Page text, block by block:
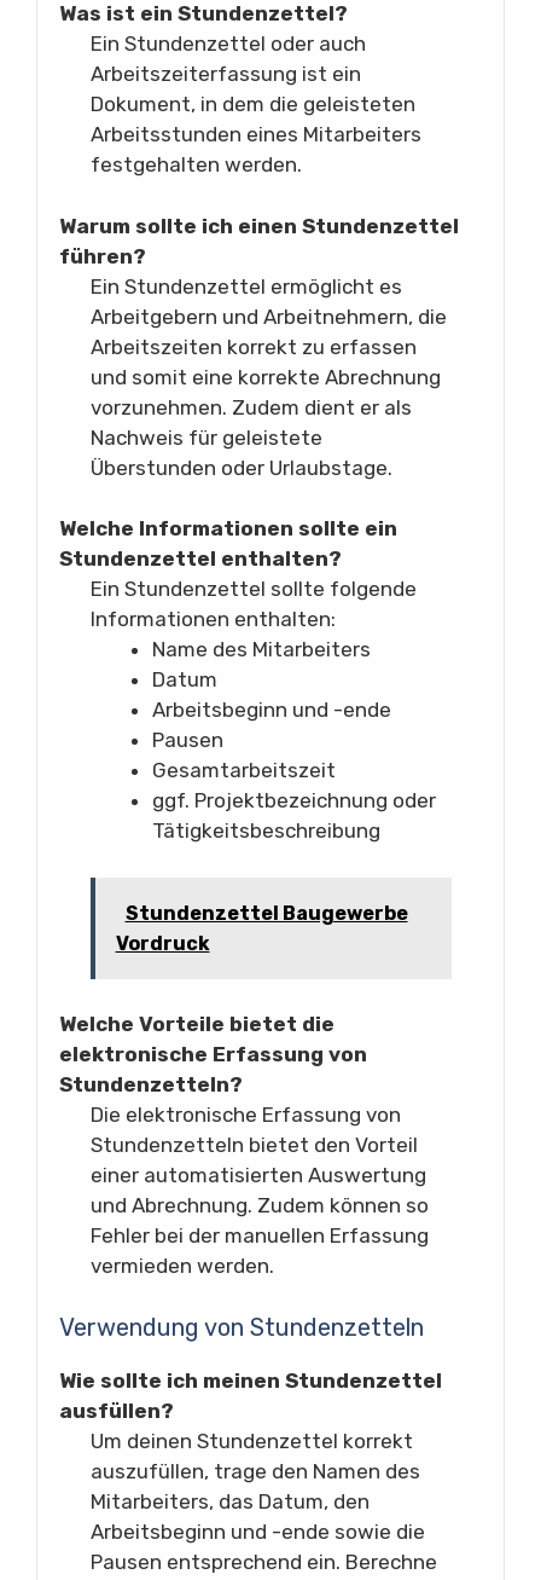
Was ist ein Stundenzettel?
Ein Stundenzettel oder auch
Arbeitszeiterfassung ist ein
Dokument, in dem die geleisteten
Arbeitsstunden eines Mitarbeiters
festgehalten werden.
Warum sollte ich einen Stundenzettel
führen?
Ein Stundenzettel ermöglicht es
Arbeitgebern und Arbeitnehmern, die
Arbeitszeiten korrekt zu erfassen
und somit eine korrekte Abrechnung
vorzunehmen. Zudem dient er als
Nachweis für geleistete
Überstunden oder Urlaubstage.
Welche Informationen sollte ein
Stundenzettel enthalten?
Ein Stundenzettel sollte folgende
Informationen enthalten:
Name des Mitarbeiters
Datum
Arbeitsbeginn und -ende
Pausen
Gesamtarbeitszeit
ggf. Projektbezeichnung oder
Tätigkeitsbeschreibung
Stundenzettel Baugewerbe
Vordruck
Welche Vorteile bietet die
elektronische Erfassung von
Stundenzetteln?
Die elektronische Erfassung von
Stundenzetteln bietet den Vorteil
einer automatisierten Auswertung
und Abrechnung. Zudem können so
Fehler bei der manuellen Erfassung
vermieden werden.
Verwendung von Stundenzetteln
Wie sollte ich meinen Stundenzettel
ausfüllen?
Um deinen Stundenzettel korrekt
auszufüllen, trage den Namen des
Mitarbeiters, das Datum, den
Arbeitsbeginn und -ende sowie die
Pausen entsprechend ein. Berechne